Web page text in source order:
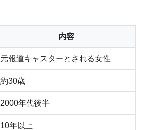
内容
元報道キャスターとされる女性
約30歳
2000年代後半
10年以上